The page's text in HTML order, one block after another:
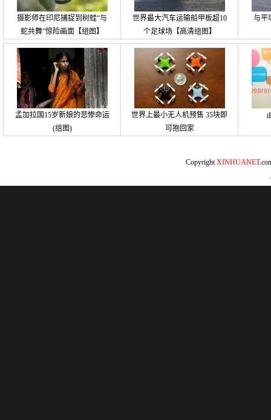
摄影师在印尼捕捉到树蛙“与
蛇共舞”惊险画面【组图】
世界最大汽车运输船甲板超10
个足球场【高清组图】
与平
孟加拉国15岁新娘的悲惨命运
(组图)
世界上最小无人机预售 35块即
可抱回家
CopyrightXINHUANET